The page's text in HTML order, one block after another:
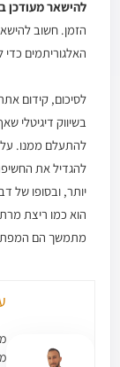
להישאר מעודכן
האלגוריתמים כדי
לסיכום, קידום
בשיווק דיגיטלי
להתעלם ממנו. על
להגדיל את
יותר, ובסופו של
הוא כמו ריצת
מתמשך הם